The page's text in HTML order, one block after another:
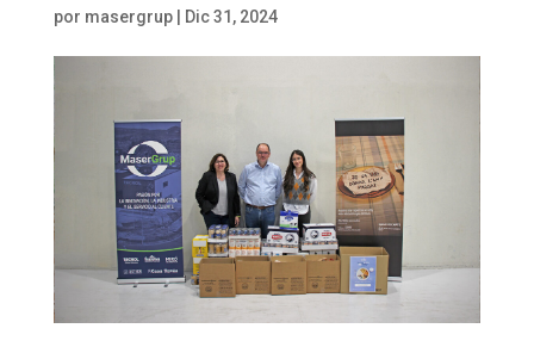
por masergrup| Dic 31, 2024